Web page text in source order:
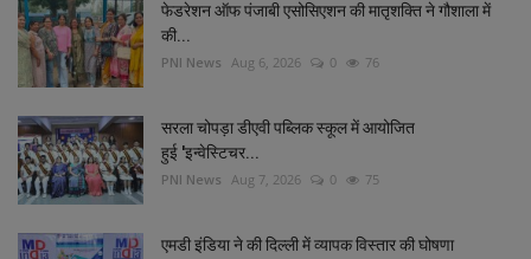
फेडरेशन ऑफ पंजाबी एसोसिएशन की मातृशक्ति ने गौशाला में
की...
PNI News Aug 6, 2026 0 76
सरला चोपड़ा डीएवी पब्लिक स्कूल में आयोजित
हुई 'इन्वेस्टिचर...
PNI News Aug 7, 2026 0 75
एमडी इंडिया ने की दिल्‍ली में व्‍यापक विस्‍तार की घोषणा